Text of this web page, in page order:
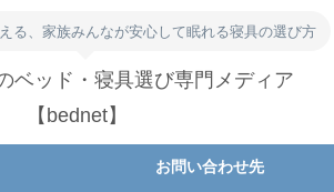
る、家族みんなが安心して眠れる寝具の選び方
ベッド・寝具選び専門メディア
【bednet】
お問い合わせ先